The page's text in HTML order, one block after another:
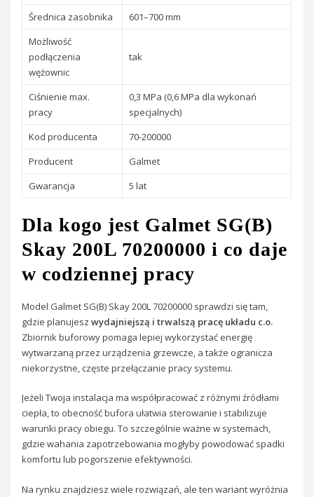
Średnica zasobnika
601–700 mm
Możliwość
podłączenia
wężownic
tak
Ciśnienie max.
pracy
0,3 MPa (0,6 MPa dla wykonań
specjalnych)
Kod producenta
70-200000
Producent
Galmet
Gwarancja
5 lat
Dla kogo jest Galmet SG(B)
Skay 200L 70200000 i co daje
w codziennej pracy
Model Galmet SG(B) Skay 200L 70200000 sprawdzi się tam,
gdzie planujeszwydajniejszą i trwalszą pracę układu c.o.
Zbiornik buforowy pomaga lepiej wykorzystać energię
wytwarzaną przez urządzenia grzewcze, a także ogranicza
niekorzystne, częste przełączanie pracy systemu.
Jeżeli Twoja instalacja ma współpracować z różnymi źródłami
ciepła, to obecność bufora ułatwia sterowanie i stabilizuje
warunki pracy obiegu. To szczególnie ważne w systemach,
gdzie wahania zapotrzebowania mogłyby powodować spadki
komfortu lub pogorszenie efektywności.
Na rynku znajdziesz wiele rozwiązań, ale ten wariant wyróżnia